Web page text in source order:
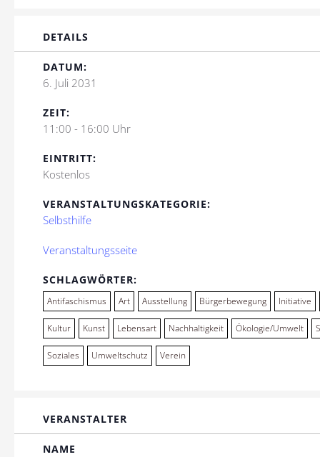
DETAILS
DATUM:
6. Juli 2031
ZEIT:
11:00 - 16:00 Uhr
EINTRITT:
Kostenlos
VERANSTALTUNGSKATEGORIE:
Selbsthilfe
Veranstaltungsseite
SCHLAGWÖRTER:
Antifaschismus Art Ausstellung Bürgerbewegung Initiative
Kultur Kunst Lebensart Nachhaltigkeit Ökologie/Umwelt
Soziales Umweltschutz Verein
VERANSTALTER
NAME